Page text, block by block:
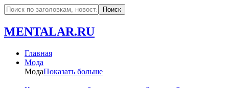
MENTALAR.RU
Главная
Мода
МодаПоказать больше